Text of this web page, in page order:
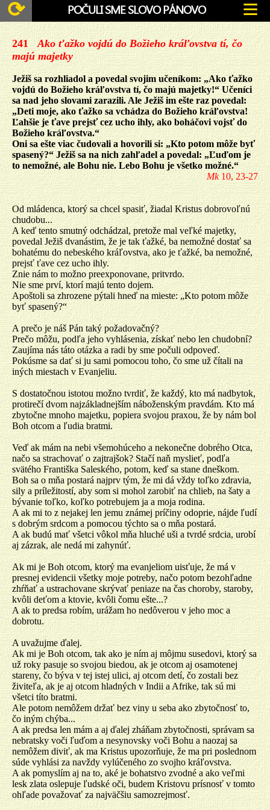
⟳ POČULI SME SLOVO PÁNOVO ≡
241Ako ťažko vojdú do Božieho kráľovstva tí, čo
majú majetky
Ježiš sa rozhliadol a povedal svojim učeníkom: „Ako ťažko
vojdú do Božieho kráľovstva tí, čo majú majetky!“ Učeníci
sa nad jeho slovami zarazili. Ale Ježiš im ešte raz povedal:
„Deti moje, ako ťažko sa vchádza do Božieho kráľovstva!
Ľahšie je ťave prejsť cez ucho ihly, ako boháčovi vojsť do
Božieho kráľovstva.“
Oni sa ešte viac čudovali a hovorili si: „Kto potom môže byť
spasený?“ Ježiš sa na nich zahľadel a povedal: „Ľuďom je
to nemožné, ale Bohu nie. Lebo Bohu je všetko možné.“
Mk10, 23-27
Od mládenca, ktorý sa chcel spasiť, žiadal Kristus dobrovoľnú
chudobu...
A keď tento smutný odchádzal, pretože mal veľké majetky,
povedal Ježiš dvanástim, že je tak ťažké, ba nemožné dostať sa
bohatému do nebeského kráľovstva, ako je ťažké, ba nemožné,
prejsť ťave cez ucho ihly.
Znie nám to možno preexponovane, pritvrdo.
Nie sme prví, ktorí majú tento dojem.
Apoštoli sa zhrozene pýtali hneď na mieste: „Kto potom môže
byť spasený?“
A prečo je náš Pán taký požadovačný?
Prečo môžu, podľa jeho vyhlásenia, získať nebo len chudobní?
Zaujíma nás táto otázka a radi by sme počuli odpoveď.
Pokúsme sa dať si ju sami pomocou toho, čo sme už čítali na
iných miestach v Evanjeliu.
S dostatočnou istotou možno tvrdiť, že každý, kto má nadbytok,
protirečí dvom najzákladnejším náboženským pravdám. Kto má
zbytočne mnoho majetku, popiera svojou praxou, že by nám bol
Boh otcom a ľudia bratmi.
Veď ak mám na nebi všemohúceho a nekonečne dobrého Otca,
načo sa strachovať o zajtrajšok? Stačí naň myslieť, podľa
svätého Františka Saleského, potom, keď sa stane dneškom.
Boh sa o mňa postará najprv tým, že mi dá vždy toľko zdravia,
sily a príležitostí, aby som si mohol zarobiť na chlieb, na šaty a
bývanie toľko, koľko potrebujem ja a moja rodina.
A ak mi to z nejakej len jemu známej príčiny odoprie, nájde ľudí
s dobrým srdcom a pomocou týchto sa o mňa postará.
A ak budú mať všetci vôkol mňa hluché uši a tvrdé srdcia, urobí
aj zázrak, ale nedá mi zahynúť.
Ak mi je Boh otcom, ktorý ma evanjeliom uisťuje, že má v
presnej evidencii všetky moje potreby, načo potom bezohľadne
zhŕňať a ustrachovane skrývať peniaze na čas choroby, staroby,
kvôli deťom a ktovie, kvôli čomu ešte...?
A ak to predsa robím, urážam ho nedôverou v jeho moc a
dobrotu.
A uvažujme ďalej.
Ak mi je Boh otcom, tak ako je ním aj môjmu susedovi, ktorý sa
už roky pasuje so svojou biedou, ak je otcom aj osamotenej
stareny, čo býva v tej istej ulici, aj otcom detí, čo zostali bez
živiteľa, ak je aj otcom hladných v Indii a Afrike, tak sú mi
všetci títo bratmi.
Ale potom nemôžem držať bez viny u seba ako zbytočnosť to,
čo iným chýba...
A ak predsa len mám a aj ďalej zháňam zbytočnosti, správam sa
nebratsky voči ľuďom a nesynovsky voči Bohu a naozaj sa
nemôžem diviť, ak ma Kristus upozorňuje, že ma pri poslednom
súde vyhlási za navždy vylúčeného zo svojho kráľovstva.
A ak pomyslím aj na to, aké je bohatstvo zvodné a ako veľmi
lesk zlata oslepuje ľudské oči, budem Kristovu prísnosť v tomto
ohľade považovať za najväčšiu samozrejmosť.